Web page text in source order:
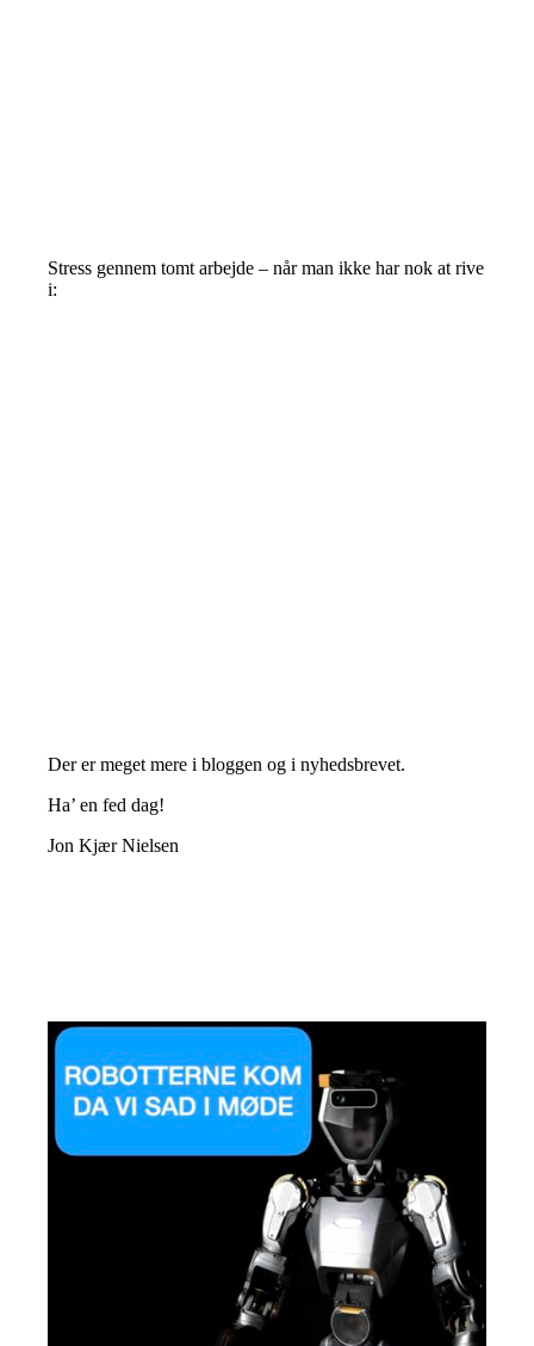
Stress gennem tomt arbejde – når man ikke har nok at rive
i:
Der er meget mere i bloggen og i nyhedsbrevet.
Ha’ en fed dag!
Jon Kjær Nielsen